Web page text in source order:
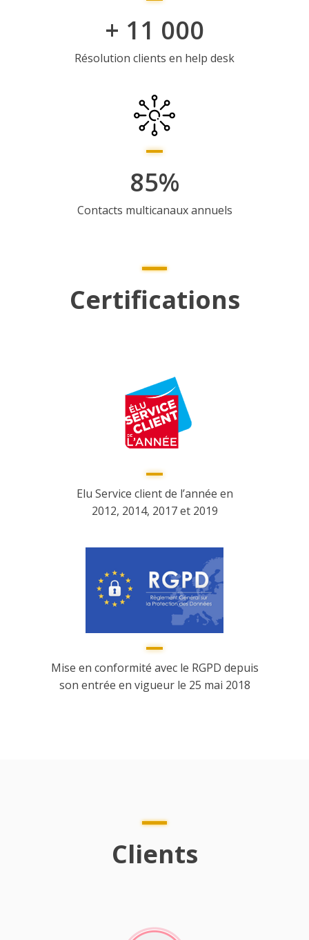
+ 11 000
Résolution clients en help desk
85%
Contacts multicanaux annuels
Certifications
Elu Service client de l’année en
2012, 2014, 2017 et 2019
Mise en conformité avec le RGPD depuis
son entrée en vigueur le 25 mai 2018
Clients